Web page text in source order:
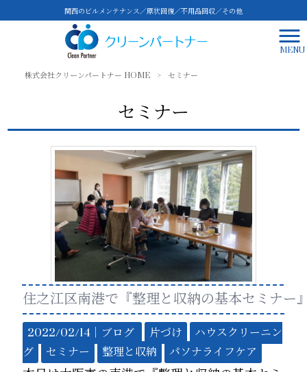
関西のビルメンテナンス／原状回復／不用品回収／その他
MENU
株式会社クリーンパートナー HOME > セミナー
セミナー
住之江区南港で『整理と収納の基本セミナ
2022/02/14｜ ブログ 片づけ
ハウスクリーニン
グ
セミナー 整理と収納 パソナライフケア